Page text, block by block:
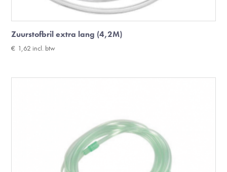
Zuurstofbril extra lang (4,2M)
€ 1,62 incl. btw